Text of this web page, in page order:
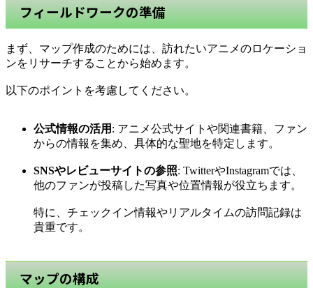
フィールドワークの準備
まず、マップ作成のためには、訪れたいアニメのロケーショ
ンをリサーチすることから始めます。
以下のポイントを考慮してください。
公式情報の活用 : アニメ公式サイトや関連書籍、ファン
からの情報を集め、具体的な聖地を特定します。
SNSやレビューサイトの参照: TwitterやInstagramでは、
他のファンが投稿した写真や位置情報が役立ちます。
特に、チェックイン情報やリアルタイムの訪問記録は
貴重です。
マップの構成